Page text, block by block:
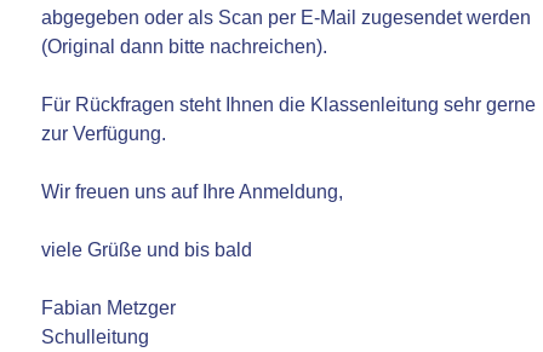
abgegeben oder als Scan per E-Mail zugesendet werden
(Original dann bitte nachreichen).
Für Rückfragen steht Ihnen die Klassenleitung sehr gerne
zur Verfügung.
Wir freuen uns auf Ihre Anmeldung,
viele Grüße und bis bald
Fabian Metzger
Schulleitung